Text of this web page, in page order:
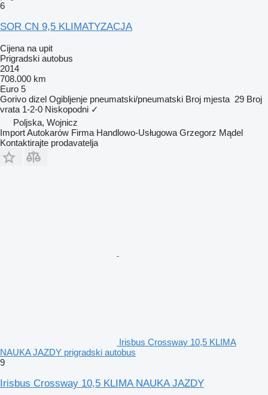
6
SOR CN 9,5 KLIMATYZACJA
Cijena na upit
Prigradski autobus
2014
708.000 km
Euro 5
Gorivo dizel Ogibljenje pneumatski/pneumatski Broj mjesta 29 Broj
vrata 1-2-0 Niskopodni ✓
Poljska, Wojnicz
Import Autokarów Firma Handlowo-Usługowa Grzegorz Mądel
Kontaktirajte prodavatelja
Irisbus Crossway 10,5 KLIMA
NAUKA JAZDY prigradski autobus
9
Irisbus Crossway 10,5 KLIMA NAUKA JAZDY